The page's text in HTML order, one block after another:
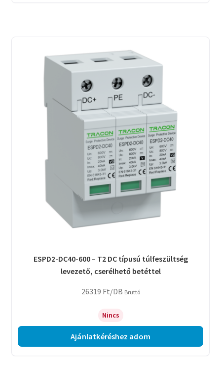
ESPD2-DC40-600 – T2 DC típusú túlfeszültség
levezető, cserélhető betéttel
26319 Ft/DB Bruttó
Nincs
Ajánlatkéréshez adom